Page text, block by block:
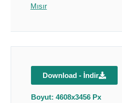
Mısır
Download - İndir
Boyut: 4608x3456 Px